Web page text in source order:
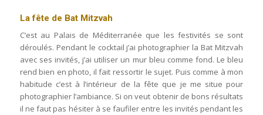
La fête de Bat Mitzvah
C’est au Palais de Méditerranée que les festivités se sont
déroulés. Pendant le cocktail j’ai photographier la Bat Mitzvah
avec ses invités, j’ai utiliser un mur bleu comme fond. Le bleu
rend bien en photo, il fait ressortir le sujet. Puis comme à mon
habitude c’est à l’intérieur de la fête que je me situe pour
photographier l’ambiance. Si on veut obtenir de bons résultats
il ne faut pas hésiter à se faufiler entre les invités pendant les